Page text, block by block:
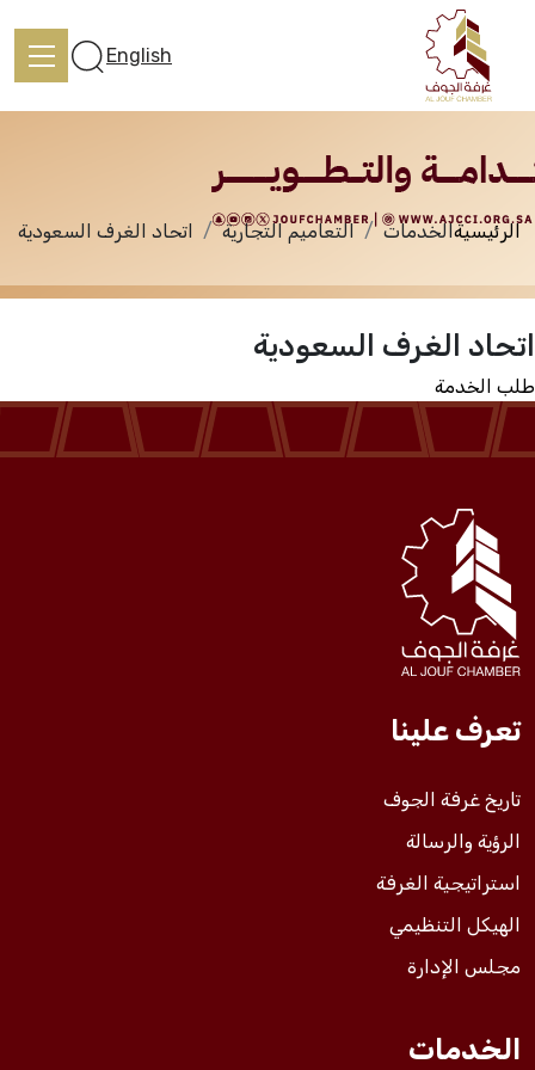
تعرف علينا
الخدمات
المركز الإعلامي
فعاليات الغرفة
فعاليات الجوف
مشاريع الغرفة
English
الخدمات
الرئيسيةالخدمات التعاميم التجارية اتحاد الغرف السعودية
اتحاد الغرف السعودية
طلب الخدمة
تعرف علينا
تاريخ غرفة الجوف
الرؤية والرسالة
استراتيجية الغرفة
الهيكل التنظيمي
مجلس الإدارة
الخدمات